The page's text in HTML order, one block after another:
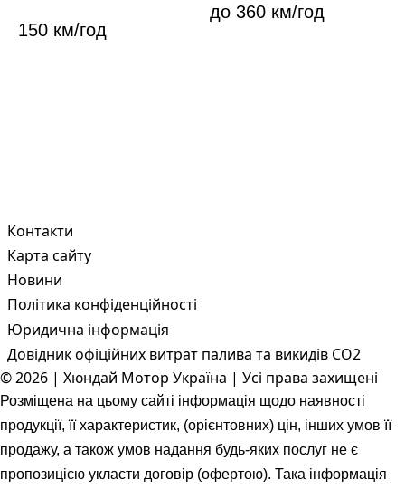
150 км/год
до 360 км/год
Контакти
Карта сайту
Новини
Політика конфіденційності
Юридична інформація
Довідник офіційних витрат палива та викидів СО2
© 2026 | Хюндай Мотор Україна | Усі права захищені
Розміщена на цьому сайті інформація щодо наявності
продукції, її характеристик, (орієнтовних) цін, інших умов її
продажу, а також умов надання будь-яких послуг не є
пропозицією укласти договір (офертою). Така інформація